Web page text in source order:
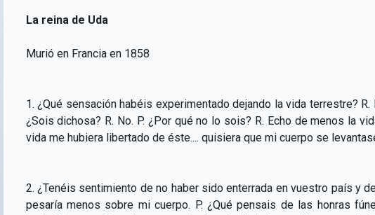
La reina de Uda
Murió en Francia en 1858
1. ¿Qué sensación habéis experimentado dejando la vida terrestre?
¿Sois dichosa? R. No. P. ¿Por qué no lo sois? R. Echo de menos la
vida me hubiera libertado de éste.... quisiera que mi cuerpo se
2. ¿Tenéis sentimiento de no haber sido enterrada en vuestro país y
pesaría menos sobre mi cuerpo. P. ¿Qué pensais de las honras